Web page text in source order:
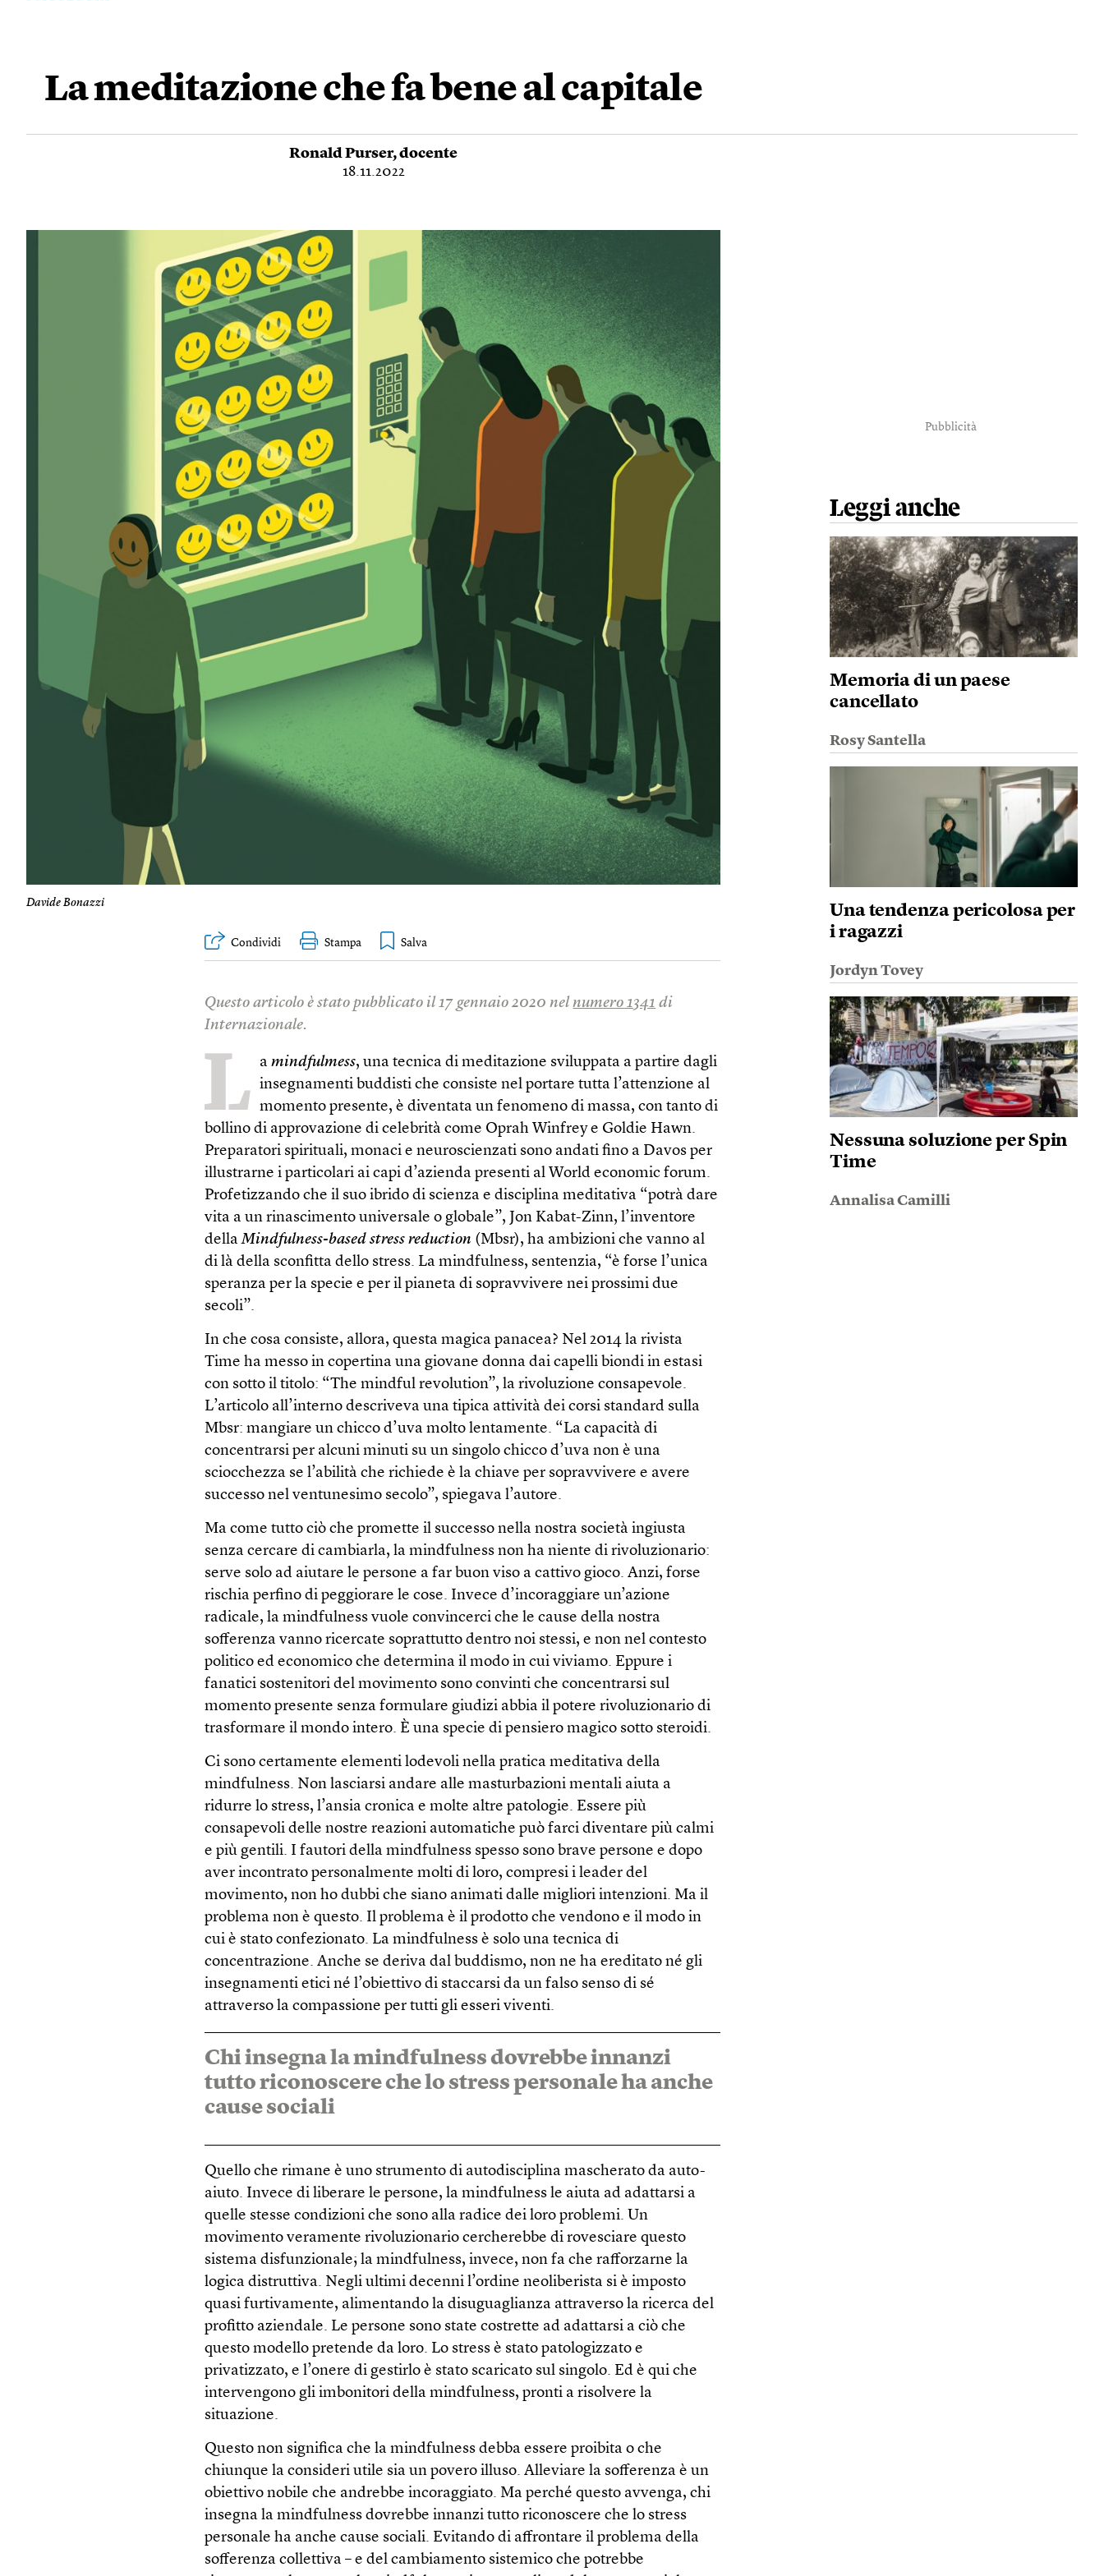
La meditazione che fa bene al capitale
Ronald Purser, docente
18.11.2022
Davide Bonazzi
Condividi Stampa
Questo articolo è stato pubblicato il 17 gennaio 2020 nelnumero 1341 di
Internazionale.
L amindfulmess, una tecnica di meditazione sviluppata a partire dagli
insegnamenti buddisti che consiste nel portare tutta l’attenzione al
momento presente, è diventata un fenomeno di massa, con tanto di
bollino di approvazione di celebrità come Oprah Winfrey e Goldie Hawn.
Preparatori spirituali, monaci e neuroscienzati sono andati fino a Davos per
illustrarne i particolari ai capi d’azienda presenti al World economic forum.
Profetizzando che il suo ibrido di scienza e disciplina meditativa “potrà dare
vita a un rinascimento universale o globale”, Jon Kabat-Zinn, l’inventore
dellaMindfulness-based stress reduction (Mbsr), ha ambizioni che vanno al
di là della sconfitta dello stress. La mindfulness, sentenzia, “è forse l’unica
speranza per la specie e per il pianeta di sopravvivere nei prossimi due
secoli”.
In che cosa consiste, allora, questa magica panacea? Nel 2014 la rivista
Time ha messo in copertina una giovane donna dai capelli biondi in estasi
con sotto il titolo: “The mindful revolution”, la rivoluzione consapevole.
L’articolo all’interno descriveva una tipica attività dei corsi standard sulla
Mbsr: mangiare un chicco d’uva molto lentamente. “La capacità di
concentrarsi per alcuni minuti su un singolo chicco d’uva non è una
sciocchezza se l’abilità che richiede è la chiave per sopravvivere e avere
successo nel ventunesimo secolo”, spiegava l’autore.
Ma come tutto ciò che promette il successo nella nostra società ingiusta
senza cercare di cambiarla, la mindfulness non ha niente di rivoluzionario:
serve solo ad aiutare le persone a far buon viso a cattivo gioco. Anzi, forse
rischia perfino di peggiorare le cose. Invece d’incoraggiare un’azione
radicale, la mindfulness vuole convincerci che le cause della nostra
sofferenza vanno ricercate soprattutto dentro noi stessi, e non nel contesto
politico ed economico che determina il modo in cui viviamo. Eppure i
fanatici sostenitori del movimento sono convinti che concentrarsi sul
momento presente senza formulare giudizi abbia il potere rivoluzionario di
trasformare il mondo intero. È una specie di pensiero magico sotto steroidi.
Ci sono certamente elementi lodevoli nella pratica meditativa della
mindfulness. Non lasciarsi andare alle masturbazioni mentali aiuta a
ridurre lo stress, l’ansia cronica e molte altre patologie. Essere più
consapevoli delle nostre reazioni automatiche può farci diventare più calmi
e più gentili. I fautori della mindfulness spesso sono brave persone e dopo
aver incontrato personalmente molti di loro, compresi i leader del
movimento, non ho dubbi che siano animati dalle migliori intenzioni. Ma il
problema non è questo. Il problema è il prodotto che vendono e il modo in
cui è stato confezionato. La mindfulness è solo una tecnica di
concentrazione. Anche se deriva dal buddismo, non ne ha ereditato né gli
insegnamenti etici né l’obiettivo di staccarsi da un falso senso di sé
attraverso la compassione per tutti gli esseri viventi.
Chi insegna la mindfulness dovrebbe innanzi
tutto riconoscere che lo stress personale ha anche
cause sociali
Quello che rimane è uno strumento di autodisciplina mascherato da auto-
aiuto. Invece di liberare le persone, la mindfulness le aiuta ad adattarsi a
quelle stesse condizioni che sono alla radice dei loro problemi. Un
movimento veramente rivoluzionario cercherebbe di rovesciare questo
sistema disfunzionale; la mindfulness, invece, non fa che rafforzarne la
logica distruttiva. Negli ultimi decenni l’ordine neoliberista si è imposto
quasi furtivamente, alimentando la disuguaglianza attraverso la ricerca del
profitto aziendale. Le persone sono state costrette ad adattarsi a ciò che
questo modello pretende da loro. Lo stress è stato patologizzato e
privatizzato, e l’onere di gestirlo è stato scaricato sul singolo. Ed è qui che
intervengono gli imbonitori della mindfulness, pronti a risolvere la
situazione.
Questo non significa che la mindfulness debba essere proibita o che
chiunque la consideri utile sia un povero illuso. Alleviare la sofferenza è un
obiettivo nobile che andrebbe incoraggiato. Ma perché questo avvenga, chi
insegna la mindfulness dovrebbe innanzi tutto riconoscere che lo stress
personale ha anche cause sociali. Evitando di affrontare il problema della
sofferenza collettiva – e del cambiamento sistemico che potrebbe
Pubblicità
Leggi anche
Memoria di un paese
cancellato
Rosy Santella
Una tendenza pericolosa per
i ragazzi
Jordyn Tovey
Nessuna soluzione per Spin
Time
Annalisa Camilli